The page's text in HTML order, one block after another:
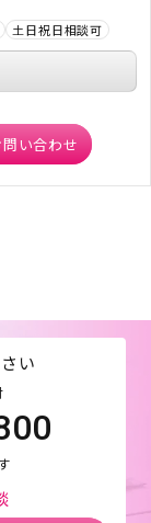
土日祝日相談可
い合わせ
い